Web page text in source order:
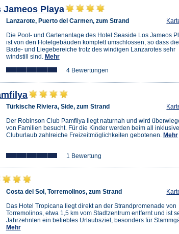
Jameos Playa
Lanzarote, Puerto del Carmen, zum Strand
Die Pool- und Gartenanlage des Hotel Seaside Los Jameos
ist von den Hotelgebäuden komplett umschlossen, so dass die
Bade- und Liegebereiche trotz des windigen Lanzarotes sehr
windstill sind. Mehr
4 Bewertungen
Türkische Riviera, Side, zum Strand
Der Robinson Club Pamfilya liegt naturnah und wird
von Familien besucht. Für die Kinder werden beim all
Cluburlaub zahlreiche Freizeitmöglichkeiten gebotenen. Mehr
1 Bewertung
Costa del Sol, Torremolinos, zum Strand
Das Hotel Tropicana liegt direkt an der Strandpromenade von
Torremolinos, etwa 1,5 km vom Stadtzentrum entfernt und ist
Jahrzehnten ein beliebtes Urlaubsziel, besonders für
Mehr